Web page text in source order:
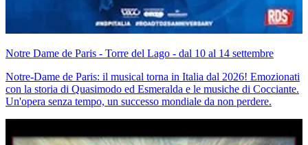
Notre Dame de Paris - Torre del Lago - dal 10 al 14 settembre
Notre-Dame de Paris: il musical torna in Italia dal 2026! Emozionati
con la storia di Quasimodo ed Esmeralda e le musiche di Cocciante.
Un'opera senza tempo, un successo mondiale da non perdere.